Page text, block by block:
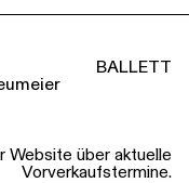
BALLETT
Website über aktuelle
Vorverkaufstermine.